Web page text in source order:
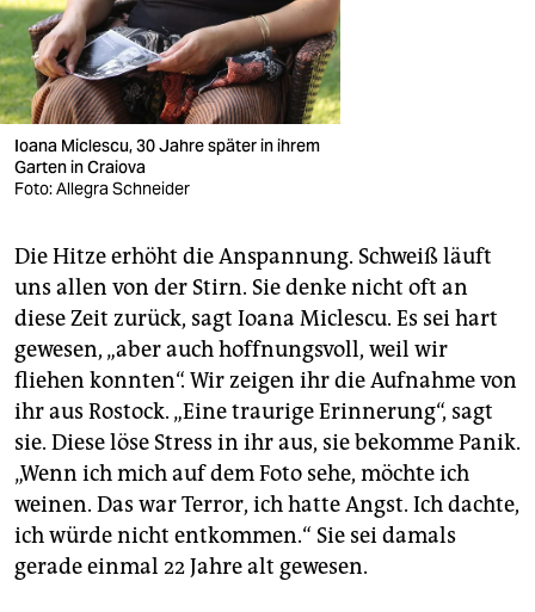
Ioana Miclescu, 30 Jahre später in ihrem
Garten in Craiova
Foto: Allegra Schneider
Die Hitze erhöht die Anspannung. Schweiß läuft
uns allen von der Stirn. Sie denke nicht oft an
diese Zeit zurück, sagt Ioana Miclescu. Es sei hart
gewesen, „aber auch hoffnungsvoll, weil wir
fliehen konnten“. Wir zeigen ihr die Aufnahme von
ihr aus Rostock. „Eine traurige Erinnerung“, sagt
sie. Diese löse Stress in ihr aus, sie bekomme Panik.
„Wenn ich mich auf dem Foto sehe, möchte ich
weinen. Das war Terror, ich hatte Angst. Ich dachte,
ich würde nicht entkommen.“ Sie sei damals
gerade einmal 22 Jahre alt gewesen.